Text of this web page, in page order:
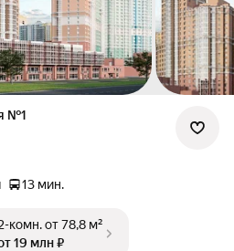
№1
13 мин.
комн.от 78,8 м²
19 млн ₽